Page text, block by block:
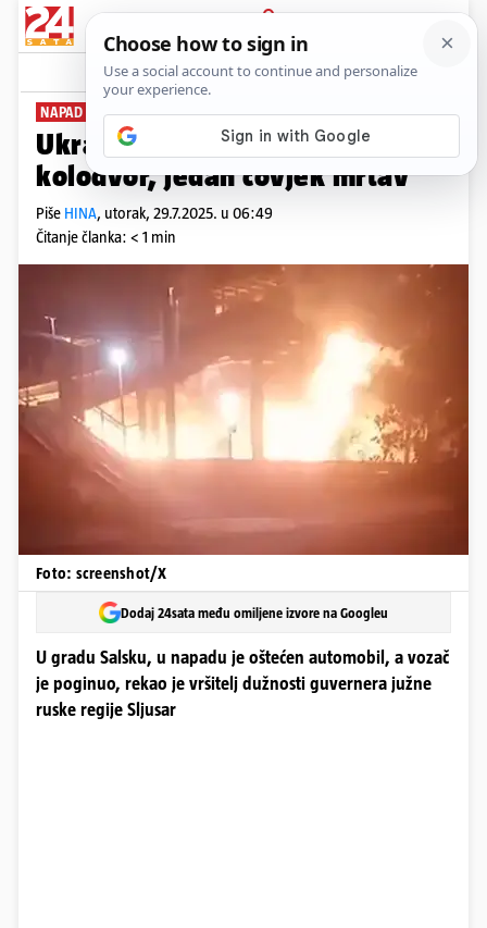
PRIJAVA
News Komentari
NAPAD DRONOVIMA
Ukrajina napala Rostov: Planuo
kolodvor, jedan čovjek mrtav
Piše HINA, utorak, 29.7.2025. u 06:49
Čitanje članka: < 1 min
Foto: screenshot/X
Dodaj 24sata među omiljene izvore na Googleu
U gradu Salsku, u napadu je oštećen automobil, a vozač
je poginuo, rekao je vršitelj dužnosti guvernera južne
ruske regije Sljusar